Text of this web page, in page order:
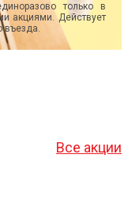
только в
акциями. Действует
въезда.
Все акции